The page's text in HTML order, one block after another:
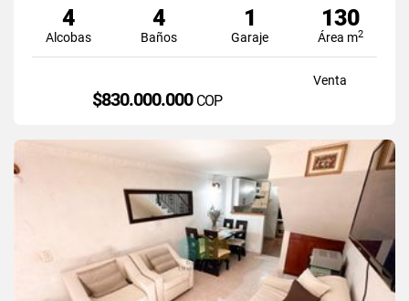
4
Alcobas
4
Baños
1
Garaje
130
Área m2
Venta
$830.000.000 COP